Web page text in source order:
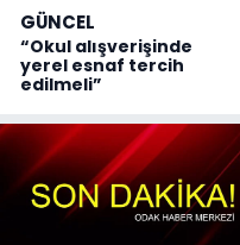
GÜNCEL
“Okul alışverişinde
yerel esnaf tercih
edilmeli”